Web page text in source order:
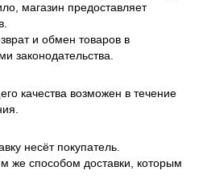
магазин предоставляет
и обмен товаров в
законодательства.
качества возможен в течение
несёт покупатель.
же способом доставки, которым